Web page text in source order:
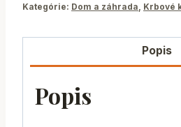
Kategórie: Dom a záhrada Krbové
Popis
Popis